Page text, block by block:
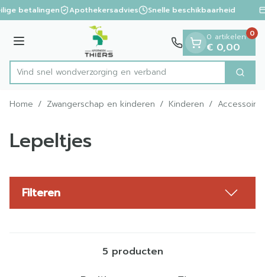
Ga naar de inhoud
1 van 1
betalingen Apothekersadvies Snelle beschikbaarheid
Menu
Product, merk, categorie...
Vind snel wondverzorging en verban Zoek
0 artikelen
€ 0,00
0
Home / Zwangerschap en kinderen / Kinderen / Accessoires
Lepeltjes
Filteren
5 producten